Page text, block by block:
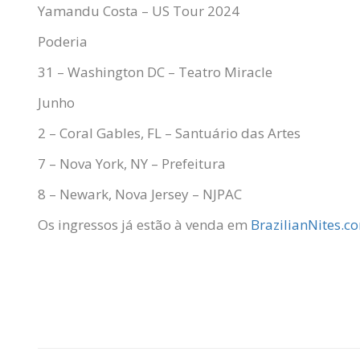
Yamandu Costa – US Tour 2024
Poderia
31 – Washington DC – Teatro Miracle
Junho
2 – Coral Gables, FL – Santuário das Artes
7 – Nova York, NY – Prefeitura
8 – Newark, Nova Jersey – NJPAC
Os ingressos já estão à venda em